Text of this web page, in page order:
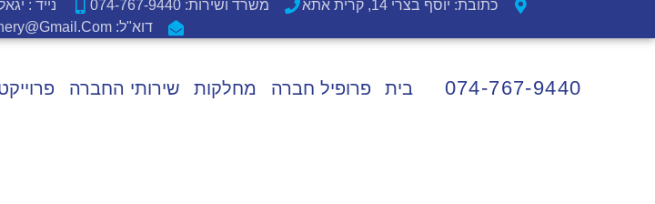
כתובת: יוסף בצרי 14, קרית אתא משרד ושירות: 074-767-9440 נייד : יגאל - 052-267-0394
דוא"ל: Topaz.machinery@gmail.com
074-767-9440 בית פרופיל חברה מחלקות שירותי החברה